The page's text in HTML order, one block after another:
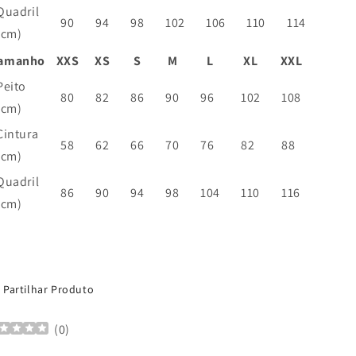
90 94 98 102 106 110 114
XXS XS S M L XL
XXL
80 82 86 90 96 102 108
58 62 66 70 76 82 88
86 90 94 98 104 110 116
Partilhar Produto
(0)